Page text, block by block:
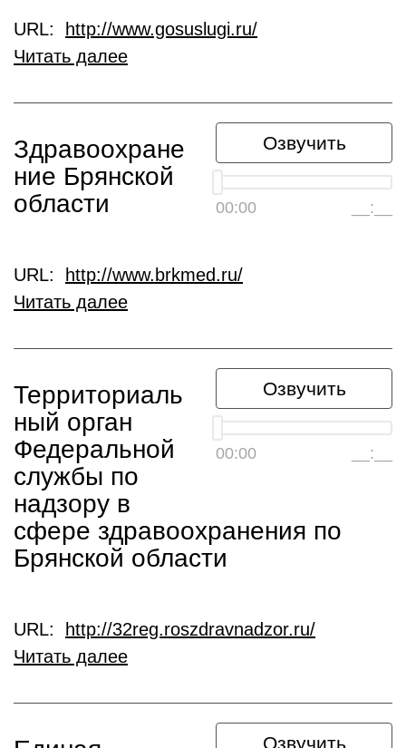
URL:
http://www.gosuslugi.ru/
Читать далее
Озвучить
00:00 __:__
Здравоохране
ние Брянской
области
URL:
http://www.brkmed.ru/
Читать далее
Озвучить
00:00 __:__
Территориаль
ный орган
Федеральной
службы по
надзору в
сфере здравоохранения по
Брянской области
URL:
http://32reg.roszdravnadzor.ru/
Читать далее
Озвучить